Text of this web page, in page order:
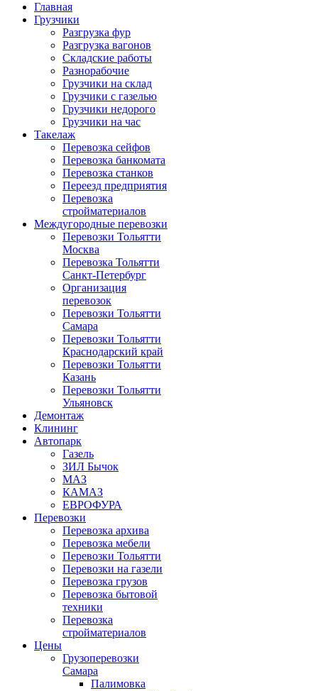
Главная
Грузчики
Разгрузка фур
Разгрузка вагонов
Складские работы
Разнорабочие
Грузчики на склад
Грузчики с газелью
Грузчики недорого
Грузчики на час
Такелаж
Перевозка сейфов
Перевозка банкомата
Перевозка станков
Переезд предприятия
Перевозка
стройматериалов
Междугородные перевозки
Перевозки Тольятти
Москва
Перевозка Тольятти
Санкт-Петербург
Организация
перевозок
Перевозки Тольятти
Самара
Перевозки Тольятти
Краснодарский край
Перевозки Тольятти
Казань
Перевозки Тольятти
Ульяновск
Демонтаж
Клининг
Автопарк
Газель
ЗИЛ Бычок
МАЗ
КАМАЗ
ЕВРОФУРА
Перевозки
Перевозка архива
Перевозка мебели
Перевозки Тольятти
Перевозки на газели
Перевозка грузов
Перевозка бытовой
техники
Перевозка
стройматериалов
Цены
Грузоперевозки
Самара
Палимовка